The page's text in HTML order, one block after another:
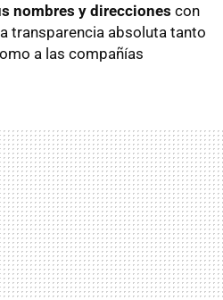
nombres y direcciones con
transparencia absoluta tanto
a las compañías